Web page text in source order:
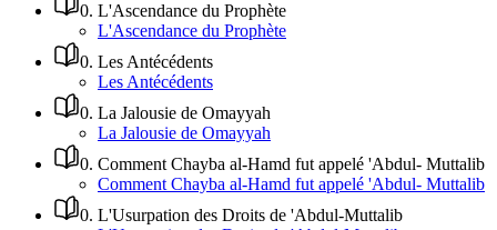
0. L'Ascendance du Prophète
L'Ascendance du Prophète
0. Les Antécédents
Les Antécédents
0. La Jalousie de Omayyah
La Jalousie de Omayyah
0. Comment Chayba al-Hamd fut appelé 'Abdul- Muttalib
Comment Chayba al-Hamd fut appelé 'Abdul- Muttalib
0. L'Usurpation des Droits de 'Abdul-Muttalib